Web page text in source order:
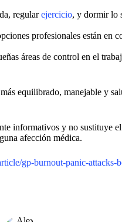
regularejercicio, y dormir lo
profesionales están en
áreas de control en el
equilibrado, manejable y
informativos y no sustituye
afección médica.
gp-burnout-panic-attacks-